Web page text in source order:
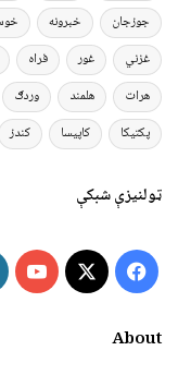
جوزجان خبرونه
غزني
غور فراه
هرات
هلمند وردګ
پکتیکا
کاپیسا کندز
ټولنیزې شبکې
Facebook
X
About